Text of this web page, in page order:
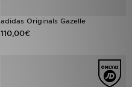
adidas Originals Gazelle
110,00€